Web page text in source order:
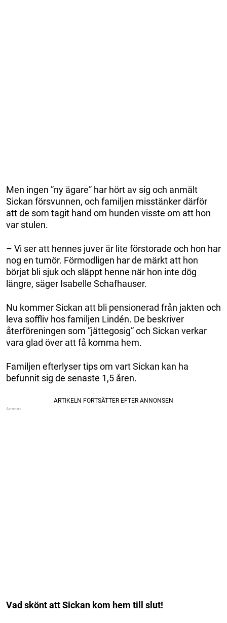
Men ingen ”ny ägare” har hört av sig och anmält
Sickan försvunnen, och familjen misstänker därför
att de som tagit hand om hunden visste om att hon
var stulen.
– Vi ser att hennes juver är lite förstorade och hon har
nog en tumör. Förmodligen har de märkt att hon
börjat bli sjuk och släppt henne när hon inte dög
längre, säger Isabelle Schafhauser.
Nu kommer Sickan att bli pensionerad från jakten och
leva soffliv hos familjen Lindén. De beskriver
återföreningen som ”jättegosig” och Sickan verkar
vara glad över att få komma hem.
Familjen efterlyser tips om vart Sickan kan ha
befunnit sig de senaste 1,5 åren.
Vad skönt att Sickan kom hem till slut!